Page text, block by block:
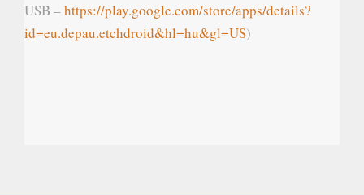
USB –https://play.google.com/store/apps/details?
id=eu.depau.etchdroid&hl=hu&gl=US)